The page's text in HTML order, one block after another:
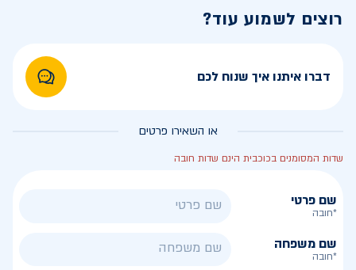
רוצים לשמוע עוד?
דברו איתנו איך שנוח לכם
או השאירו פרטים
שדות המסומנים בכוכבית הינם שדות חובה
שם פרטי
*חובה
שם משפחה
*חובה